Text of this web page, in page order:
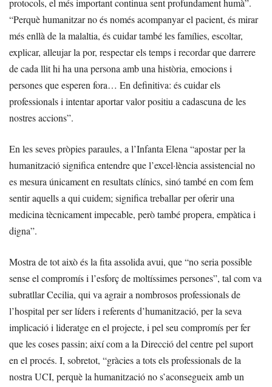
protocols, el més important continua sent profundament humà”.
“Perquè humanitzar no és només acompanyar el pacient, és mirar
més enllà de la malaltia, és cuidar també les famílies, escoltar,
explicar, alleujar la por, respectar els temps i recordar que darrere
de cada llit hi ha una persona amb una història, emocions i
persones que esperen fora… En definitiva: és cuidar els
professionals i intentar aportar valor positiu a cadascuna de les
nostres accions”.
En les seves pròpies paraules, a l’Infanta Elena “apostar per la
humanització significa entendre que l’excel·lència assistencial no
es mesura únicament en resultats clínics, sinó també en com fem
sentir aquells a qui cuidem; significa treballar per oferir una
medicina tècnicament impecable, però també propera, empàtica i
digna”.
Mostra de tot això és la fita assolida avui, que “no seria possible
sense el compromís i l’esforç de moltíssimes persones”, tal com va
subratllar Cecilia, qui va agrair a nombrosos professionals de
l’hospital per ser líders i referents d’humanització, per la seva
implicació i lideratge en el projecte, i pel seu compromís per fer
que les coses passin; així com a la Direcció del centre pel suport
en el procés. I, sobretot, “gràcies a tots els professionals de la
nostra UCI, perquè la humanització no s’aconsegueix amb un